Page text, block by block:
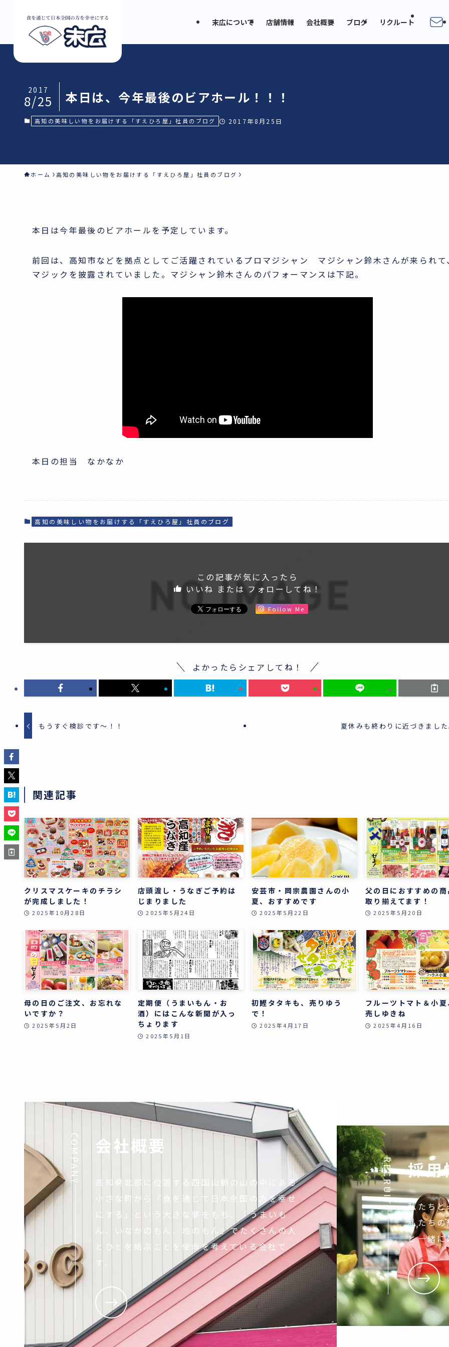
末広について 店舗情報 会社概要 ブログ リクルート
本日は、今年最後のビアホール！！！
2017
8/25
高知の美味しい物をお届けする「すえひろ屋」社員のブログ 2017年8月25日
ホーム 高知の美味しい物をお届けする「すえひろ屋」社員のブログ
本日は今年最後のビアホールを予定しています。
前回は、高知市などを拠点としてご活躍されているプロマジシャン マジシャン鈴木さんが来られて
マジックを披露されていました。マジシャン鈴木さんのパフォーマンスは下記。
本日の担当 なかなか
高知の美味しい物をお届けする「すえひろ屋」社員のブログ
この記事が気に入ったら
いいね または フォローしてね！
Follow Me
よかったらシェアしてね！
もうすぐ検診です～！！ 夏休みも終わりに近づきまし
関連記事
クリスマスケーキのチラシ
が完成しました！
2025年10月28日
店頭渡し・うなぎご予約は
じまりました
2025年5月24日
安芸市・岡宗農園さんの小
夏、おすすめです
2025年5月22日
父の日におすすめの
取り揃えてます！
2025年5月20日
母の日のご注文、お忘れな
いですか？
2025年5月2日
定期便（うまいもん・お
酒）にはこんな新聞が入っ
ちょります
2025年5月1日
初鰹タタキも、売りゆう
で！
2025年4月17日
フルーツトマト＆小
売しゆきね
2025年4月16日
COMPANY 会社概要
高知県北部に位置する四国山脈の山の中にある
小さな町から「食を通じて日本全国の方を幸せ
にする」という大きな夢をもち、「うまいも
ん、いなかのもん、地のもん」でたくさんの人
とひとを結ぶことを使命を考えている会社で
す。
RECRUIT 採用
私たち
私たち
と一緒